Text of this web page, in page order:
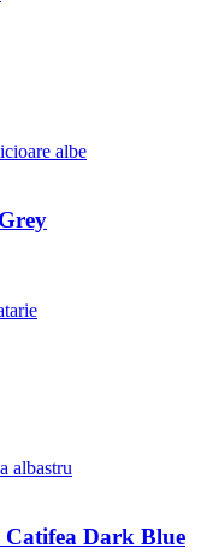
Catifea Dark Blue